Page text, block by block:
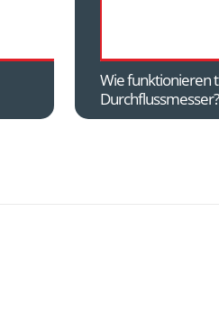
Wie funktionieren
Durchflussmesser?